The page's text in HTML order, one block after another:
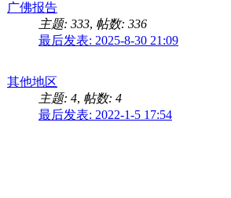
广佛报告
主题: 333, 帖数: 336
最后发表: 2025-8-30 21:09
其他地区
主题: 4, 帖数: 4
最后发表: 2022-1-5 17:54